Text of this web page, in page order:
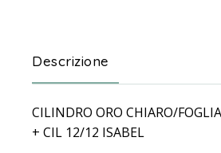
Descrizione
CILINDRO ORO CHIARO/
+ CIL 12/12 ISABEL